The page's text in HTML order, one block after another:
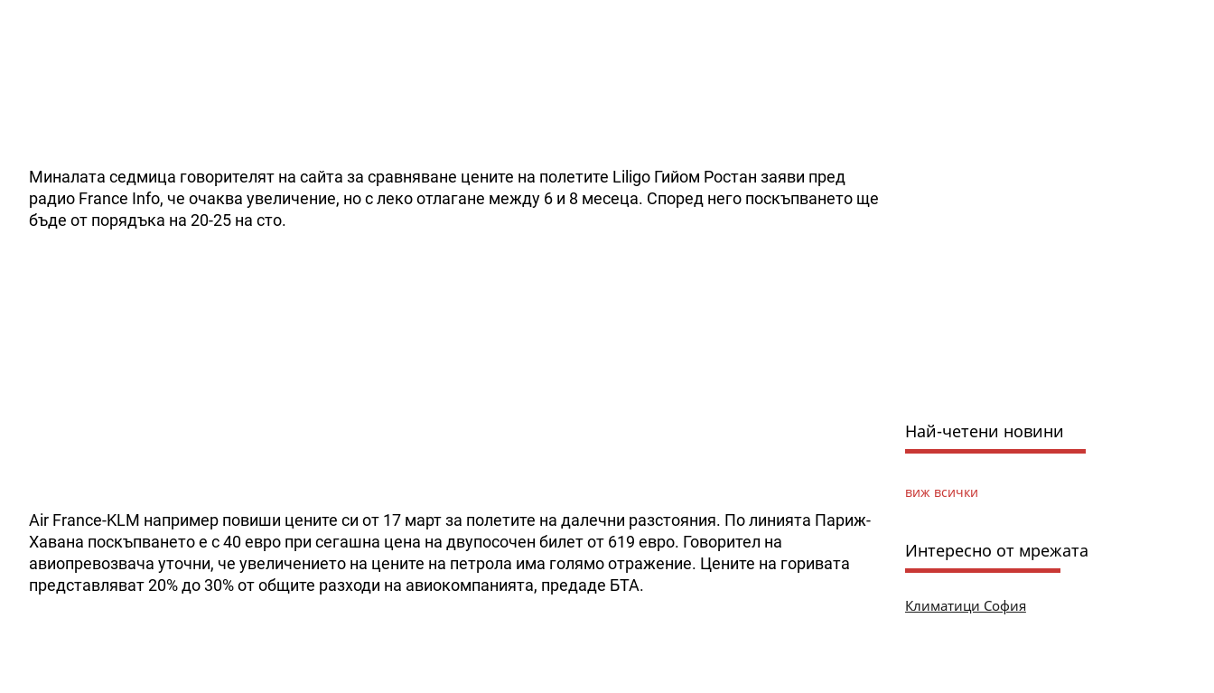
Миналата седмица говорителят на сайта за сравняване цените на полетите Liligo Гийом Ростан заяви пред
радио France Info, че очаква увеличение, но с леко отлагане между 6 и 8 месеца. Според него поскъпването ще
бъде от порядъка на 20-25 на сто.
Air France-KLM например повиши цените си от 17 март за полетите на далечни разстояния. По линията Париж-
Хавана поскъпването е с 40 евро при сегашна цена на двупосочен билет от 619 евро. Говорител на
авиопревозвача уточни, че увеличението на цените на петрола има голямо отражение. Цените на горивата
представляват 20% до 30% от общите разходи на авиокомпанията, предаде БТА.
Най-четени новини
виж всички
Интересно от мрежата
Климатици София